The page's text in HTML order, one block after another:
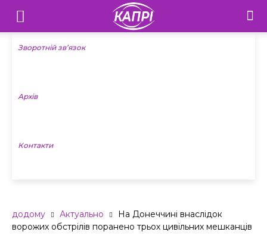
Телебачення
«Капрі»
Новини
Зворотній зв’язок
Архів
Контакти
додому Актуально
На Донеччині внаслідок
ворожих обстрілів поранено трьох цивільних мешканців